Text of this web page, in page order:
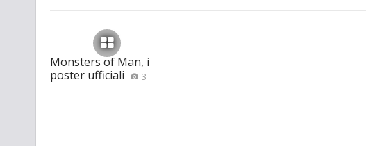
Monsters of Man, i
poster ufficiali
3